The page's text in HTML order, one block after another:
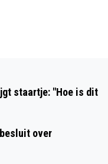
staartje: "Hoe is dit
over